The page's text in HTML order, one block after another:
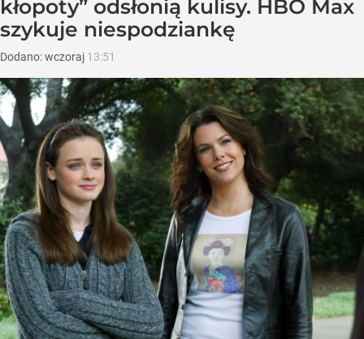
kłopoty” odsłonią kulisy. HBO Max
szykuje niespodziankę
Dodano:wczoraj 13:51